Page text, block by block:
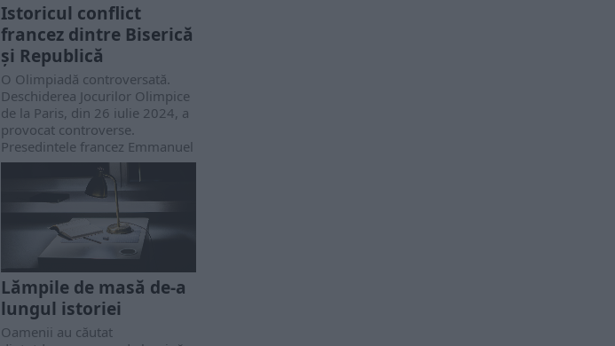
Istoricul conflict
francez dintre Biserică
și Republică
O Olimpiadă controversată.
Deschiderea Jocurilor Olimpice
de la Paris, din 26 iulie 2024, a
provocat controverse.
Președintele francez Emmanuel
Macron a declarat...
Lămpile de masă de-a
lungul istoriei
Oamenii au căutat